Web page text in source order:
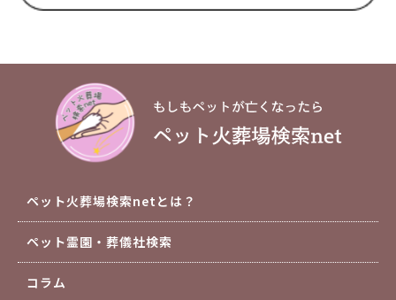
ペット火葬場検索netとは？
ペット霊園・葬儀社検索
コラム